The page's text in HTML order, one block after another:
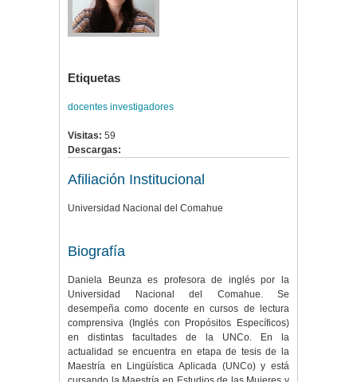
Etiquetas
docentes investigadores
Visitas: 59
Descargas:
Afiliación Institucional
Universidad Nacional del Comahue
Biografía
Daniela Beunza es profesora de inglés por la
Universidad Nacional del Comahue. Se
desempeña como docente en cursos de lectura
comprensiva (Inglés con Propósitos Específicos)
en distintas facultades de la UNCo. En la
actualidad se encuentra en etapa de tesis de la
Maestría en Lingüística Aplicada (UNCo) y está